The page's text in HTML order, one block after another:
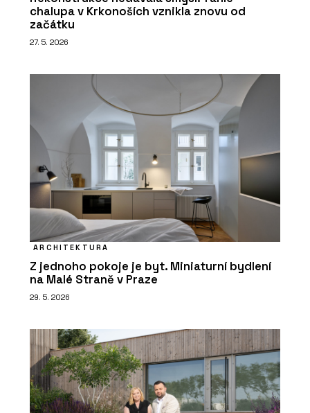
chalupa v Krkonoších vznikla znovu od
začátku
27. 5. 2026
ARCHITEKTURA
Z jednoho pokoje je byt. Miniaturní bydlení
na Malé Straně v Praze
29. 5. 2026